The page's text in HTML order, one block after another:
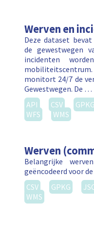
Werven en
Deze dataset
de gewestwegen
incidenten
monitort 24/7 de
Gewestwegen. De …
API
CSV GPKG
WFS
WMS
Werven
Belangrijke
geëncodeerd voor
CSV
GPKG
WMS